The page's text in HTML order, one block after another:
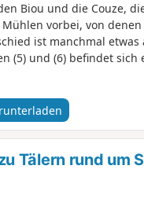
Biou und die Couze,
vorbei, von
ist manchmal
(5) und (6) befindet
Tälern rund um